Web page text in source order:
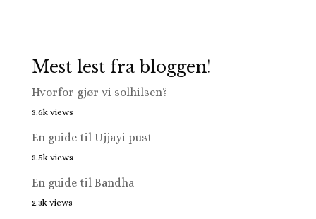
Mest lest fra bloggen!
Hvorfor gjør vi solhilsen?
3.6k views
En guide til Ujjayi pust
3.5k views
En guide til Bandha
2.3k views